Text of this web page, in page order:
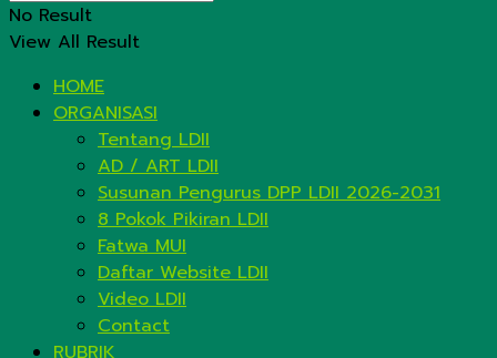
No Result
View All Result
HOME
ORGANISASI
Tentang LDII
AD / ART LDII
Susunan Pengurus DPP LDII 2026-2031
8 Pokok Pikiran LDII
Fatwa MUI
Daftar Website LDII
Video LDII
Contact
RUBRIK